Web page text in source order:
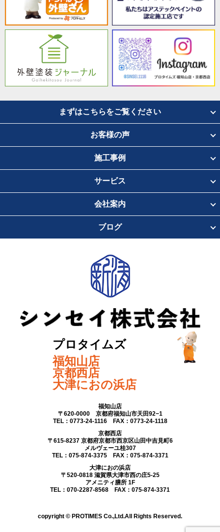
まずはこちらをご覧ください
お客様の声
施工事例
サービス
会社案内
ブログ
プロタイムズ
福知山店
京都西店
大津におの浜店
福知山店
〒620-0000 京都府福知山市天田92−1
TEL：0773-24-1116 FAX：0773-24-1118
京都西店
〒615-8237 京都府京都市西京区山田中吉見町6
メルヴェーユ桂307
TEL：075-874-3375 FAX：075-874-3371
大津におの浜店
〒520-0818 滋賀県大津市西の庄5-25
アメニティ膳所 1F
TEL：070-2287-8568 FAX：075-874-3371
copyright © PROTIMES Co.,Ltd.All Rights Reserved.